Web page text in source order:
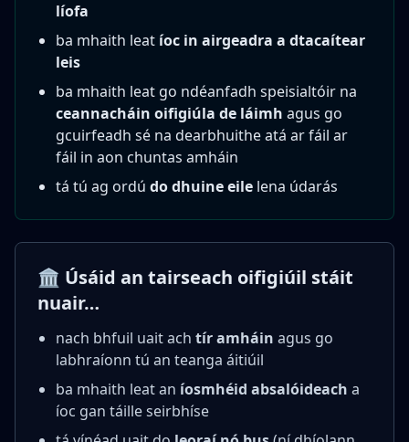
líofa
ba mhaith leat íoc in airgeadra a dtacaítear
leis
ba mhaith leat go ndéanfadh speisialtóir na
ceannacháin oifigiúla de láimh agus go
gcuirfeadh sé na dearbhuithe atá ar fáil ar
fáil in aon chuntas amháin
tá tú ag ordú do dhuine eile lena údarás
🏛️ Úsáid an tairseach oifigiúil stáit
nuair…
nach bhfuil uait ach tír amháin agus go
labhraíonn tú an teanga áitiúil
ba mhaith leat an íosmhéid absalóideach a
íoc gan táille seirbhíse